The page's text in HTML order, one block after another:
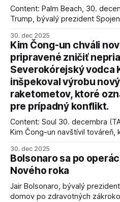
Content: Palm Beach, 30.
Trump, bývalý prezident
kľúčové pre úspešné
AFP informuje, že Trump
podmienky dohody o prí
30. dec 2025
Kim Čong-un chváli
pripravené zničiť
Severokórejský vodca
inšpekoval výrobu
raketometov, ktoré
pre prípadný konflikt.
Content: Soul 30. decembra
Kim Čong-un navštívil továreň,
schopnosti. Informovali o tom
sa odvoláva agentúra AFP.
30. dec 2025
Bolsonaro sa po
Nového roka
Jair Bolsonaro, bývalý
domov po zdravotných